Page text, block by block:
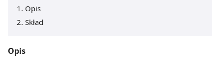
Opis
Skład
Opis